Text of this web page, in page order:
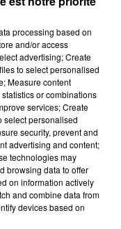
privé occitan, un
piloté par
sa soeur
scène.
titres de son
16 septembre
succès. Un
qui avaient
super » ; «
processing based on
and/or access
advertising; Create
to select personalised
Measure content
or combinations
services; Create
select personalised
security, prevent and
advertising and content;
technologies may
browsing data to offer
on information actively
and combine data from
devices based on